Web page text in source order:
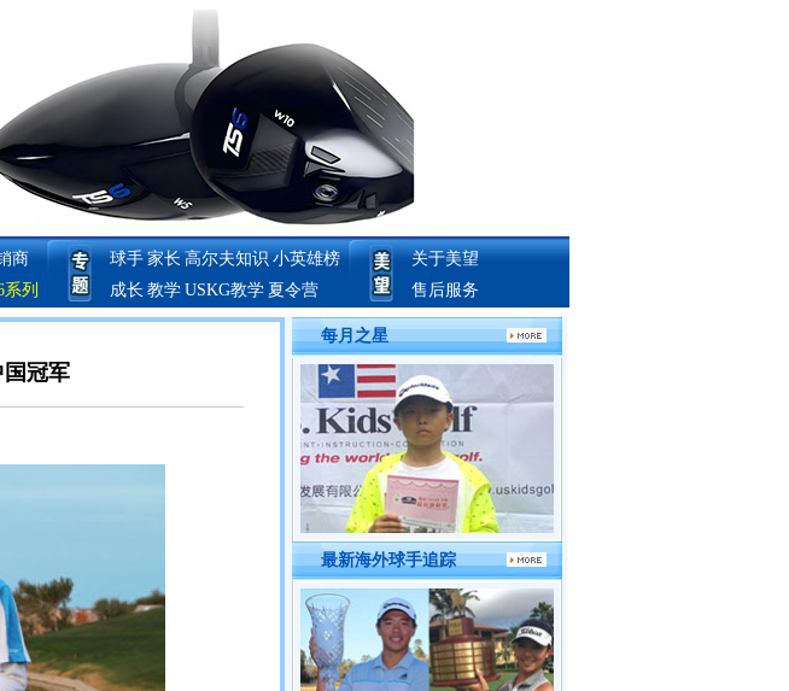
商
系列
球手 家长 高尔夫知识 小英雄榜
成长 教学 USKG教学 夏令营
关于美望
售后服务
冠军
每月之星
最新海外球手追踪